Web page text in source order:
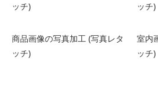
ッチ)
ッチ)
商品画像の写真加工 (写真レタ
ッチ)
室内
ッチ)